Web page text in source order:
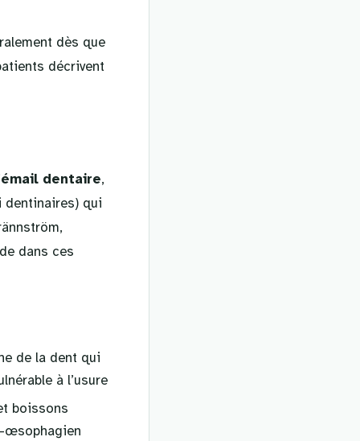
dès que
décrivent
émail dentaire,
dentinaires) qui
dans ces
de la dent qui
à l’usure
boissons
œsophagien